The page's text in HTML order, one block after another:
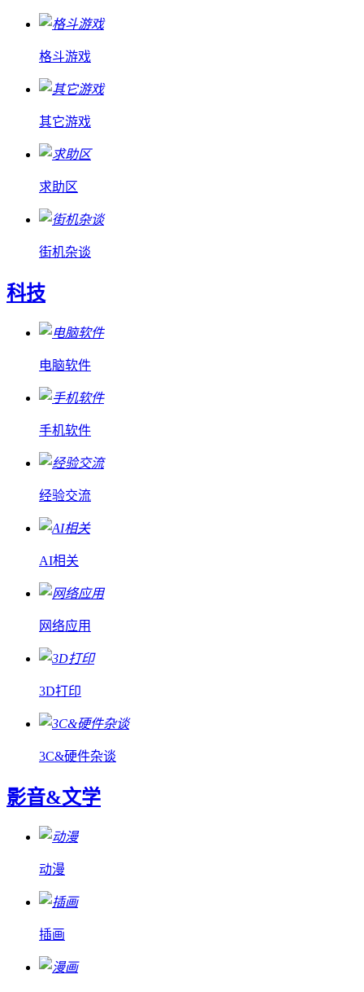
格斗游戏
其它游戏
求助区
街机杂谈
科技
电脑软件
手机软件
经验交流
AI相关
网络应用
3D打印
3C&硬件杂谈
影音&文学
动漫
插画